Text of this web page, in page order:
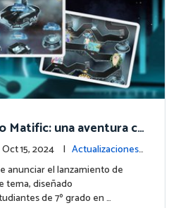
Matific: una aventura c
te espera! 🚀🌌
| Oct 15, 2024 | Actualizaciones
anunciar el lanzamiento de
tema, diseñado
de 7º grado en …